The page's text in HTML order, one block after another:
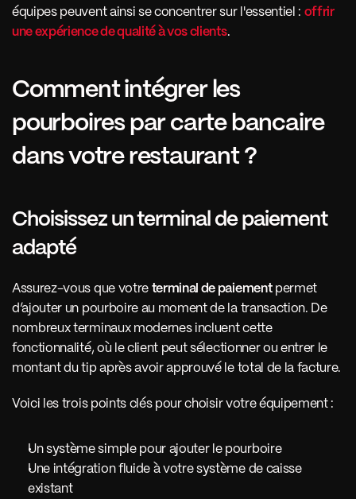
équipes peuvent ainsi se concentrer sur l'essentiel : offrir
une expérience de qualité à vos clients.
Comment intégrer les
pourboires par carte bancaire
dans votre restaurant ?
Choisissez un terminal de paiement
adapté
Assurez-vous que votre terminal de paiement permet
d’ajouter un pourboire au moment de la transaction. De
nombreux terminaux modernes incluent cette
fonctionnalité, où le client peut sélectionner ou entrer le
montant du tip après avoir approuvé le total de la facture.
Voici les trois points clés pour choisir votre équipement :
Un système simple pour ajouter le pourboire
Une intégration fluide à votre système de caisse
existant